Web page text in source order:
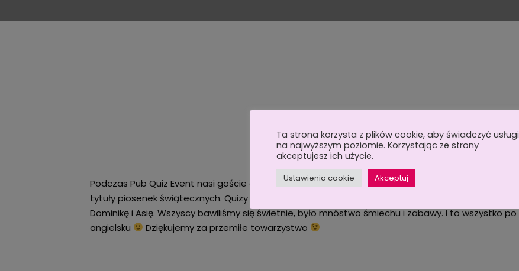
Podczas Pub Quiz Event nasi goście odpowiadali na pytania związane ze Świętami i odgadywali
tytuły piosenek świątecznych. Quizy był prowadzone przez naszego zaprzyjaźnionego Joela,
Dominikę i Asię. Wszyscy bawiliśmy się świetnie, było mnóstwo śmiechu i zabawy. I to wszystko po
angielsku
Dziękujemy za przemiłe towarzystwo
Ta strona korzysta z plików cookie, aby świadczyć usługi
na najwyższym poziomie. Korzystając ze strony
akceptujesz ich użycie.
Ustawienia cookie Akceptuj